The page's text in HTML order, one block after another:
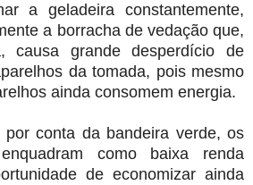
a geladeira constantemente,
a borracha de vedação que,
causa grande desperdício de
da tomada, pois mesmo
ainda consomem energia.
conta da bandeira verde, os
como baixa renda
de economizar ainda